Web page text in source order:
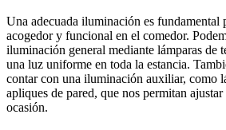
Una adecuada iluminación es fundamental
acogedor y funcional en el comedor.
iluminación general mediante lámparas de
una luz uniforme en toda la estancia.
contar con una iluminación auxiliar, como
apliques de pared, que nos permitan
ocasión.